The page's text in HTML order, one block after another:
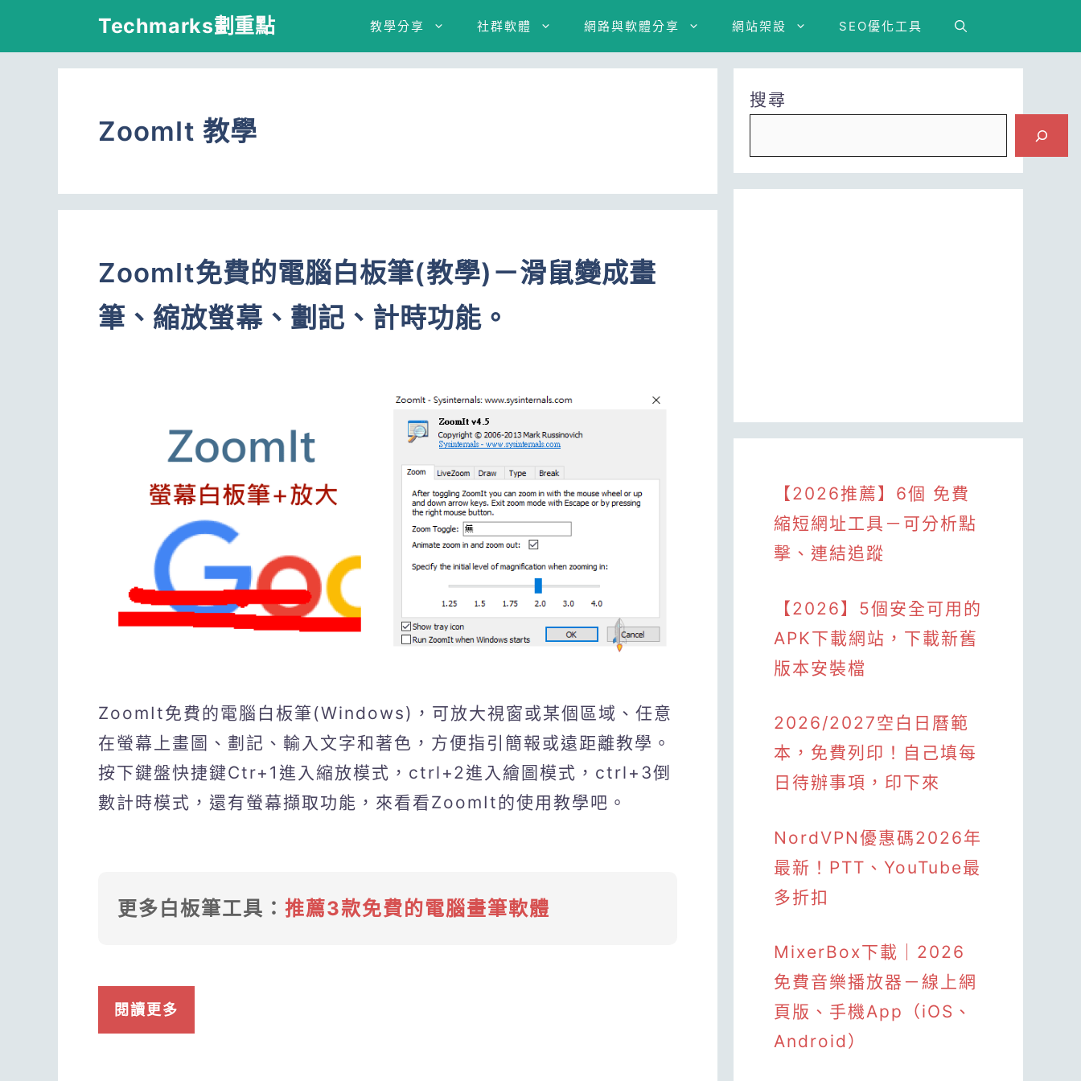
Techmarks劃重點 教學分享 社群軟體 網路與軟體分享 網站架設 SEO優化工具
ZoomIt 教學
ZoomIt免費的電腦白板筆(教學)－滑鼠變成畫
筆、縮放螢幕、劃記、計時功能。
ZoomIt免費的電腦白板筆(Windows)，可放大視窗或某個區域、任意
在螢幕上畫圖、劃記、輸入文字和著色，方便指引簡報或遠距離教學。
按下鍵盤快捷鍵Ctr+1進入縮放模式，ctrl+2進入繪圖模式，ctrl+3倒
數計時模式，還有螢幕擷取功能，來看看ZoomIt的使用教學吧。
更多白板筆工具： 推薦3款免費的電腦畫筆軟體
閱讀更多
搜尋
【2026推薦】6個 免費
縮短網址工具－可分析點
擊、連結追蹤
【2026】5個安全可用的
APK下載網站，下載新舊
版本安裝檔
2026/2027空白日曆範
本，免費列印！自己填每
日待辦事項，印下來
NordVPN優惠碼2026年
最新！PTT、YouTube最
多折扣
MixerBox下載｜2026
免費音樂播放器－線上網
頁版、手機App（iOS、
Android）